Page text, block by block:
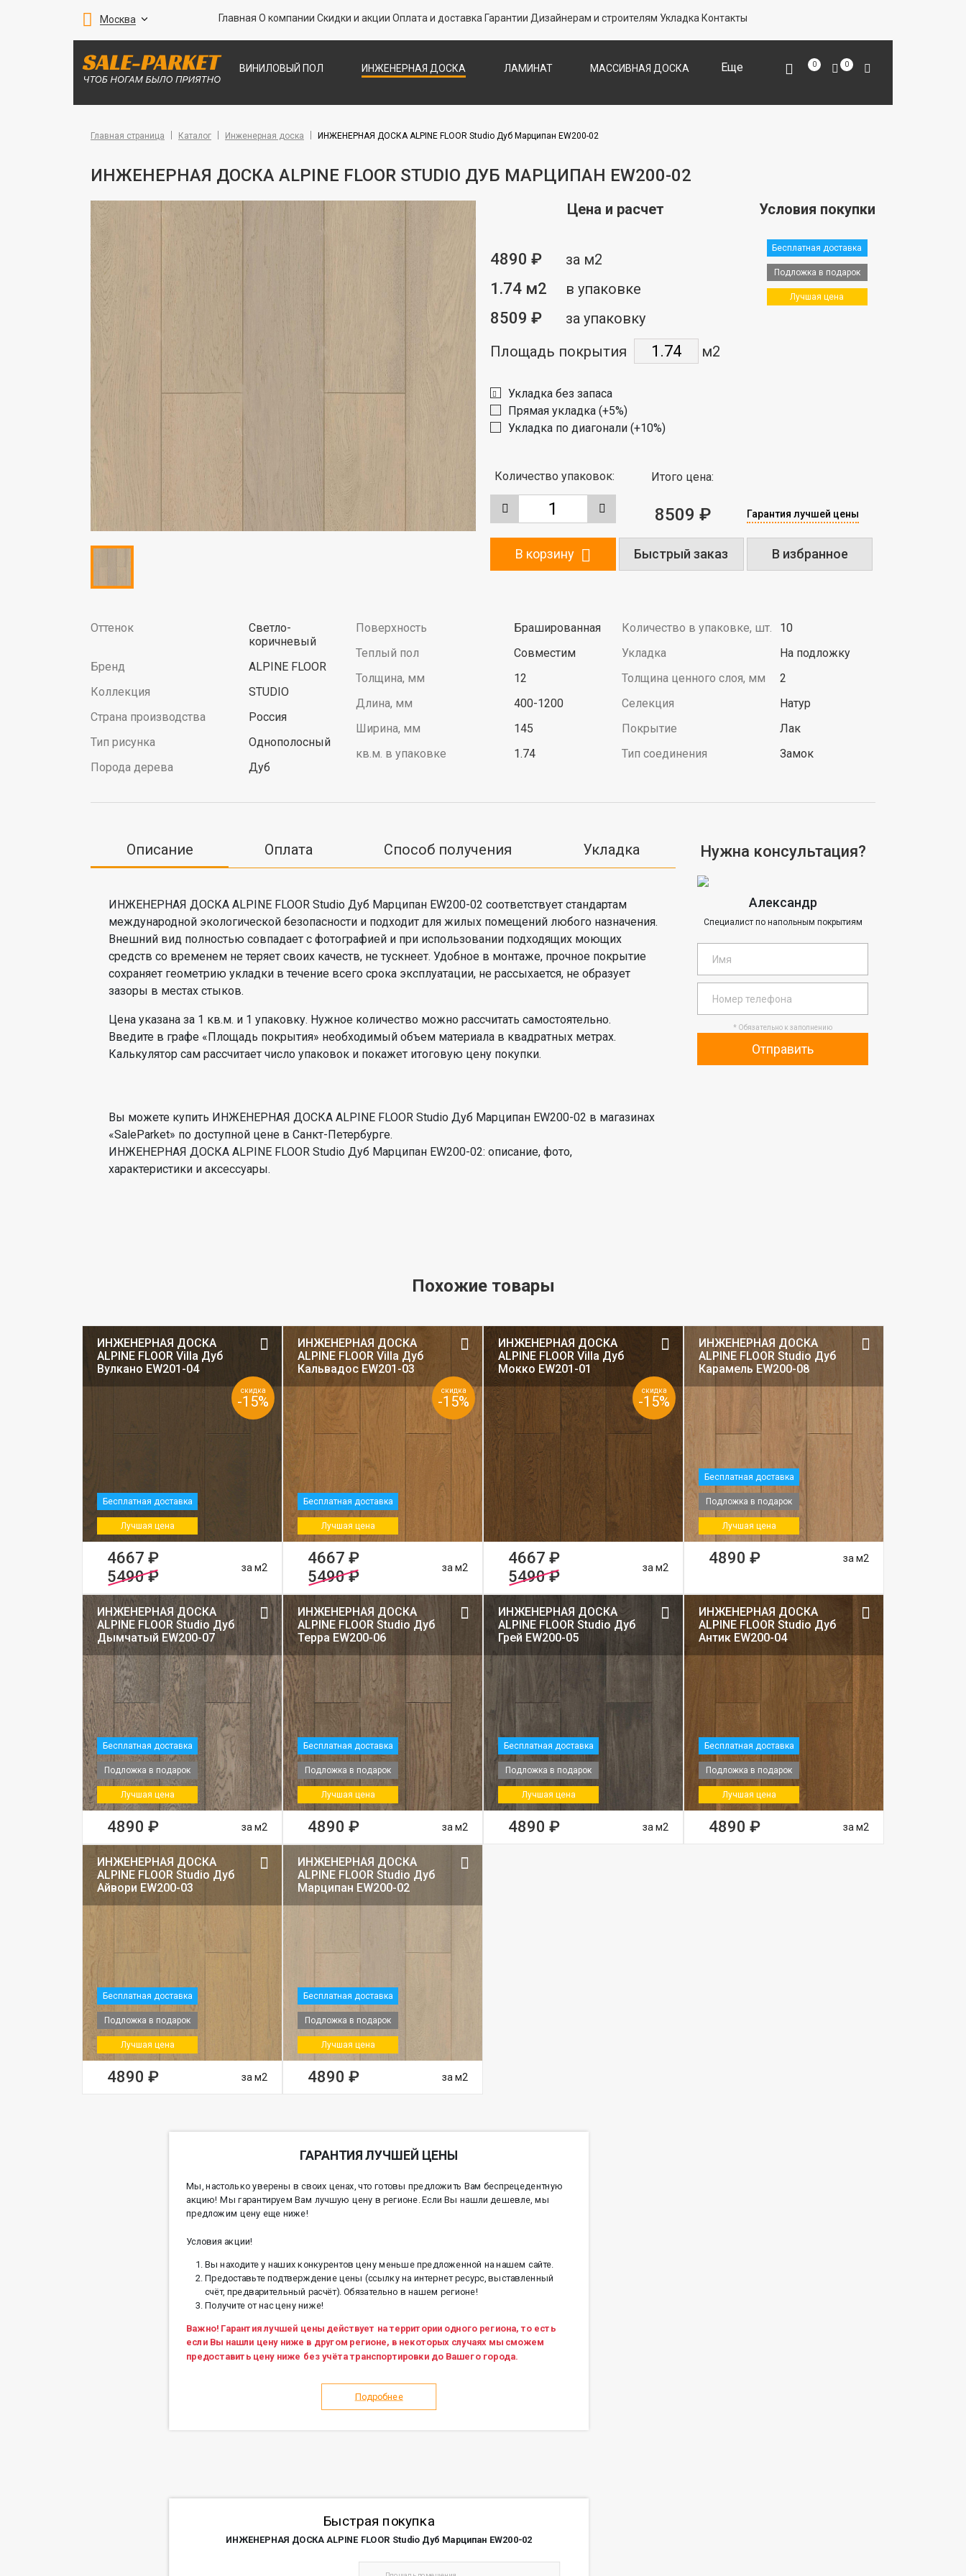
Москва Главная О компании Скидки и акции Оплата и доставка Гарантии Дизайнерам и строителям Укладка Контакты
ВИНИЛОВЫЙ ПОЛ ИНЖЕНЕРНАЯ ДОСКА ЛАМИНАТ МАССИВНАЯ ДОСКА Еще 0 0
Главная страница Каталог Инженерная доска ИНЖЕНЕРНАЯ ДОСКА ALPINE FLOOR Studio Дуб Марципан EW200-02
ИНЖЕНЕРНАЯ ДОСКА ALPINE FLOOR STUDIO ДУБ МАРЦИПАН EW200-02
Цена и расчет
4890 ₽ за м2
1.74 м2 в упаковке
8509 ₽
за упаковку
Площадь покрытия
м2
Условия покупки
Бесплатная доставка
Подложка в подарок
Лучшая цена
Укладка без запаса
Прямая укладка (+5%)
Укладка по диагонали (+10%)
Количество упаковок: Итого цена:
8509 ₽ Гарантия лучшей цены
В корзину Быстрый заказ В избранное
Оттенок
Светло-
коричневый
Бренд
ALPINE FLOOR
Коллекция
STUDIO
Страна производства
Россия
Тип рисунка
Однополосный
Порода дерева
Дуб
Поверхность
Брашированная
Теплый пол
Совместим
Толщина, мм
12
Длина, мм
400-1200
Ширина, мм
145
кв.м. в упаковке
1.74
Количество в упаковке, шт.
10
Укладка
На подложку
Толщина ценного слоя, мм
2
Селекция
Натур
Покрытие
Лак
Тип соединения
Замок
Описание Оплата Способ получения Укладка
ИНЖЕНЕРНАЯ ДОСКА ALPINE FLOOR Studio Дуб Марципан EW200-02 соответствует стандартам
международной экологической безопасности и подходит для жилых помещений любого назначения.
Внешний вид полностью совпадает с фотографией и при использовании подходящих моющих
средств со временем не теряет своих качеств, не тускнеет. Удобное в монтаже, прочное покрытие
сохраняет геометрию укладки в течение всего срока эксплуатации, не рассыхается, не образует
зазоры в местах стыков.
Цена указана за 1 кв.м. и 1 упаковку. Нужное количество можно рассчитать самостоятельно.
Введите в графе «Площадь покрытия» необходимый объем материала в квадратных метрах.
Калькулятор сам рассчитает число упаковок и покажет итоговую цену покупки.
Вы можете купить ИНЖЕНЕРНАЯ ДОСКА ALPINE FLOOR Studio Дуб Марципан EW200-02 в магазинах
«SaleParket» по доступной цене в Санкт-Петербурге.
ИНЖЕНЕРНАЯ ДОСКА ALPINE FLOOR Studio Дуб Марципан EW200-02: описание, фото,
характеристики и аксессуары.
Нужна консультация?
Александр
Специалист по напольным покрытиям
* Обязательно к заполнению
Отправить
Похожие товары
ИНЖЕНЕРНАЯ ДОСКА
ALPINE FLOOR Villa Дуб
Вулкано EW201-04
Бесплатная доставка
Лучшая цена
скидка
-15%
4667 ₽
5490 ₽
за м2
ИНЖЕНЕРНАЯ ДОСКА
ALPINE FLOOR Villa Дуб
Кальвадос EW201-03
Бесплатная доставка
Лучшая цена
скидка
-15%
4667 ₽
5490 ₽
за м2
ИНЖЕНЕРНАЯ ДОСКА
ALPINE FLOOR Villa Дуб
Мокко EW201-01
скидка
-15%
4667 ₽
5490 ₽
за м2
ИНЖЕНЕРНАЯ ДОСКА
ALPINE FLOOR Studio Дуб
Карамель EW200-08
Бесплатная доставка
Подложка в подарок
Лучшая цена
4890 ₽ за м2
ИНЖЕНЕРНАЯ ДОСКА
ALPINE FLOOR Studio Дуб
Дымчатый EW200-07
Бесплатная доставка
Подложка в подарок
Лучшая цена
4890 ₽ за м2
ИНЖЕНЕРНАЯ ДОСКА
ALPINE FLOOR Studio Дуб
Терра EW200-06
Бесплатная доставка
Подложка в подарок
Лучшая цена
4890 ₽ за м2
ИНЖЕНЕРНАЯ ДОСКА
ALPINE FLOOR Studio Дуб
Грей EW200-05
Бесплатная доставка
Подложка в подарок
Лучшая цена
4890 ₽ за м2
ИНЖЕНЕРНАЯ ДОСКА
ALPINE FLOOR Studio Дуб
Антик EW200-04
Бесплатная доставка
Подложка в подарок
Лучшая цена
4890 ₽ за м2
ИНЖЕНЕРНАЯ ДОСКА
ALPINE FLOOR Studio Дуб
Айвори EW200-03
Бесплатная доставка
Подложка в подарок
Лучшая цена
4890 ₽ за м2
ИНЖЕНЕРНАЯ ДОСКА
ALPINE FLOOR Studio Дуб
Марципан EW200-02
Бесплатная доставка
Подложка в подарок
Лучшая цена
4890 ₽ за м2
ГАРАНТИЯ ЛУЧШЕЙ ЦЕНЫ
Мы, настолько уверены в своих ценах, что готовы предложить Вам беспрецедентную
акцию! Мы гарантируем Вам лучшую цену в регионе. Если Вы нашли дешевле, мы
предложим цену еще ниже!
Условия акции!
Вы находите у наших конкурентов цену меньше предложенной на нашем сайте.
Предоставьте подтверждение цены (ссылку на интернет ресурс, выставленный
счёт, предварительный расчёт). Обязательно в нашем регионе!
Получите от нас цену ниже!
Важно! Гарантия лучшей цены действует на территории одного региона, то есть
если Вы нашли цену ниже в другом регионе, в некоторых случаях мы сможем
предоставить цену ниже без учёта транспортировки до Вашего города.
Подробнее
Быстрая покупка
ИНЖЕНЕРНАЯ ДОСКА ALPINE FLOOR Studio Дуб Марципан EW200-02